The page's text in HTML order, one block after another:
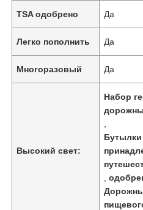
TSA одобрено Да
Легко пополнить Да
Многоразовый Да
Высокий свет:
Набор
,